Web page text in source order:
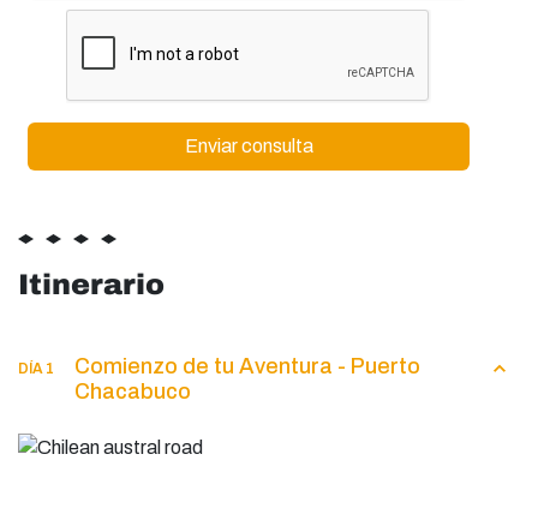
Itinerario
DÍA 1
Comienzo de tu Aventura - Puerto
Chacabuco